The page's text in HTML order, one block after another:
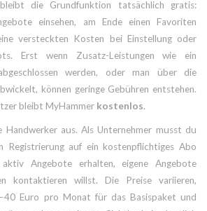
die Grundfunktion tatsächlich gratis:
einsehen, am Ende einen Favoriten
versteckten Kosten bei Einstellung oder
Erst wenn Zusatz-Leistungen wie ein
werden, oder man über die
können geringe Gebühren entstehen.
bleibt MyHammer kostenlos.
aus. Als Unternehmer musst du
Registrierung auf ein kostenpflichtiges Abo
Angebote erhalten, eigene Angebote
kontaktieren willst. Die Preise variieren,
Euro pro Monat für das Basispaket und